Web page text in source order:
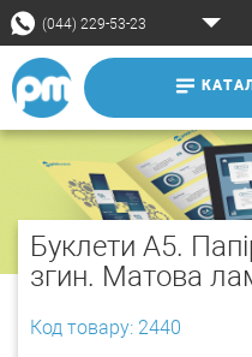
(044) 229-53-23
Буклети А5.
згин. Матова
Код товару: 2440